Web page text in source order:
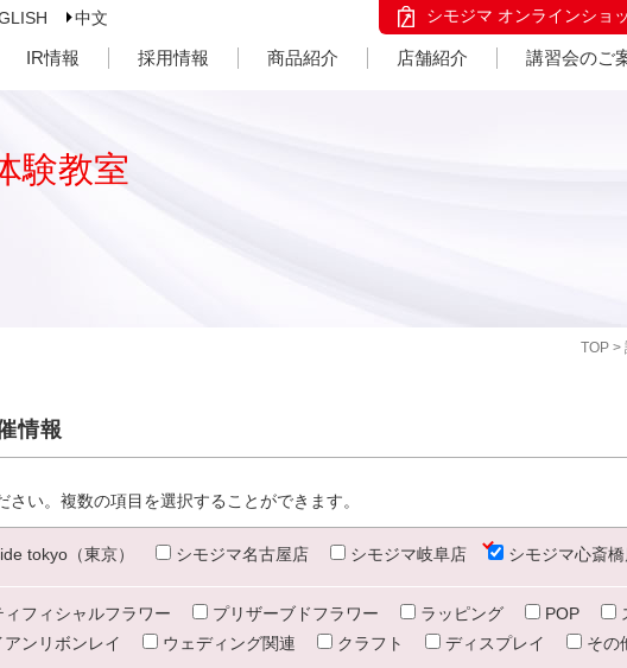
中文 シモジマ オンラインショ
IR情報 採用情報 商品紹介 店舗紹介 講習会のご
TOP >
験教室
情報
い。複数の項目を選択することができます。
tokyo（東京） シモジマ名古屋店 シモジマ岐阜店 シモジマ心斎橋
ィフィシャルフラワー プリザーブドフラワー ラッピング POP
アンリボンレイ
ウェディング関連 クラフト ディスプレイ その